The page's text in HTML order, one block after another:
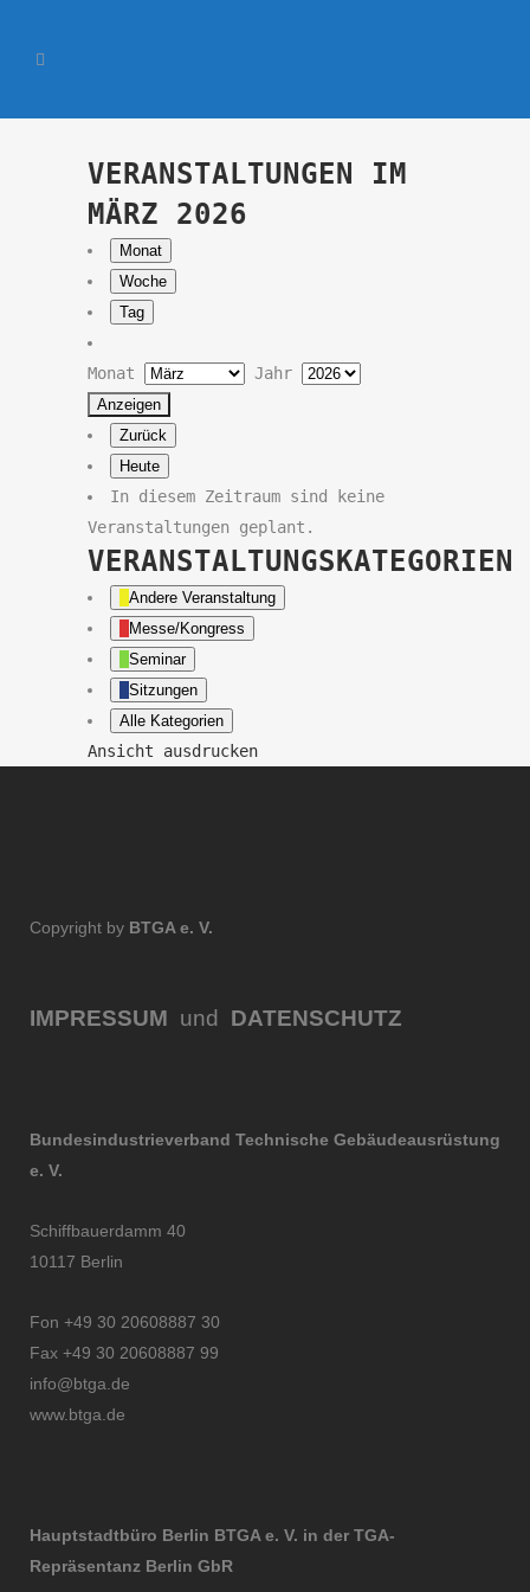
VERANSTALTUNGEN IM
MÄRZ 2026
Monat
Woche
Tag
Monat Jahr
Zurück
Heute
In diesem Zeitraum sind keine
Veranstaltungen geplant.
VERANSTALTUNGSKATEGORIEN
Andere Veranstaltung
Messe/Kongress
Seminar
Sitzungen
Alle Kategorien
Ansicht ausdrucken
Copyright by BTGA e. V.
IMPRESSUM und DATENSCHUTZ
Bundesindustrieverband Technische Gebäudeausrüstung
e. V.
Schiffbauerdamm 40
10117 Berlin
Fon +49 30 20608887 30
Fax +49 30 20608887 99
info@btga.de
www.btga.de
Hauptstadtbüro Berlin BTGA e. V. in der TGA-
Repräsentanz Berlin GbR